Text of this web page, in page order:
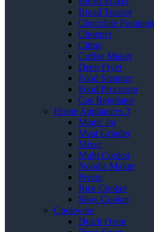
Bread Toaster
Chocolate Fountain
Chopper
Citrus
Coffee Maker
Deep Fryer
Food Steamer
Food Processor
Gas Regulator
Home Appliances 3
Magic Jar
Meat Grinder
Mixer
Multi Cooker
Noodle Maker
Presto
Rice Cooker
Slow Cooker
Cookware
Dutch Oven